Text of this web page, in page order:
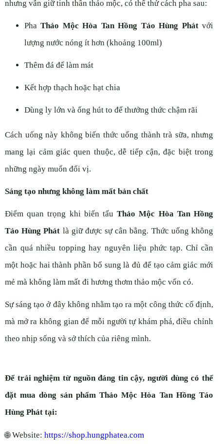
nhưng vẫn giữ tinh thần thảo mộc, có thể thử cách pha sau:
PhaThảo Mộc Hòa Tan Hồng Táo Hùng Phátvới
lượng nước nóng ít hơn (khoảng 100ml)
Thêm đá để làm mát
Kết hợp thạch hoặc hạt chia
Dùng ly lớn và ống hút to để thưởng thức chậm rãi
Cách uống này không biến thức uống thành trà sữa, nhưng
mang lại cảm giác quen thuộc, dễ tiếp cận, đặc biệt trong
những ngày muốn đổi vị.
Sáng tạo nhưng không làm mất bản chất
Điểm quan trọng khi biến tấuThảo Mộc Hòa Tan Hồng
Táo Hùng Phát là giữ được sự cân bằng. Thức uống không
cần quá nhiều topping hay nguyên liệu phức tạp. Chỉ cần
một hoặc hai thành phần bổ sung là đủ để tạo cảm giác mới
mẻ mà không làm mất đi hương thơm thảo mộc vốn có.
Sự sáng tạo ở đây không nhằm tạo ra một công thức cố định,
mà mở ra không gian để mỗi người tự khám phá, điều chỉnh
theo nhịp sống và sở thích của riêng mình.
Để trải nghiệm từ nguồn đáng tin cậy, người dùng có thể
đặt mua dòng sản phẩm Thảo Mộc Hòa Tan Hồng Táo
Hùng Phát tại:
🌐Website: https://shop.hungphatea.com